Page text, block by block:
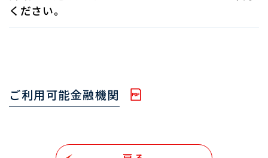
ください。
ご利用可能金融機関